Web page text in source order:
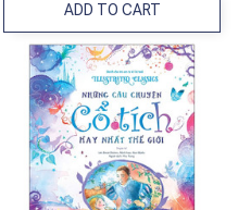
ADD TO CART